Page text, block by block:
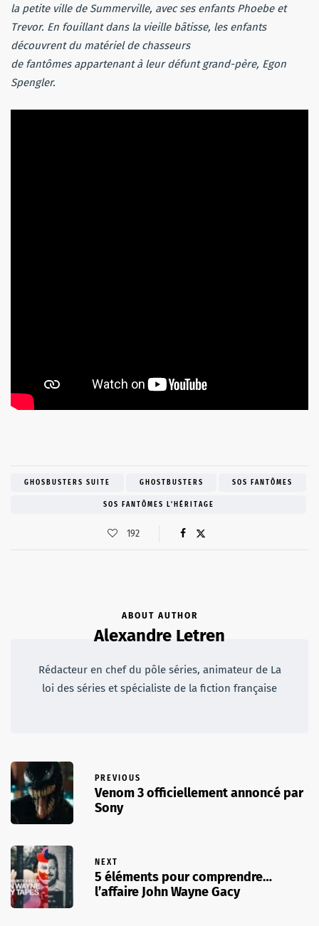
la petite ville de Summerville, avec ses enfants Phoebe et
Trevor. En fouillant dans la vieille bâtisse, les enfants
découvrent du matériel de chasseurs
de fantômes appartenant à leur défunt grand-père, Egon
Spengler.
GHOSBUSTERS SUITE GHOSTBUSTERS SOS FANTÔMES
SOS FANTÔMES L'HÉRITAGE
192
ABOUT AUTHOR
Alexandre Letren
Rédacteur en chef du pôle séries, animateur de La
loi des séries et spécialiste de la fiction française
PREVIOUS
Venom 3 officiellement annoncé par
Sony
NEXT
5 éléments pour comprendre…
l’affaire John Wayne Gacy